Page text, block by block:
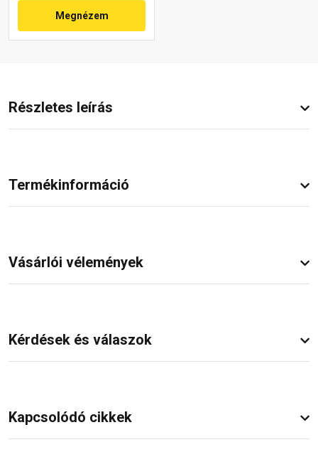
Megnézem
Részletes leírás
Termékinformáció
Vásárlói vélemények
Kérdések és válaszok
Kapcsolódó cikkek